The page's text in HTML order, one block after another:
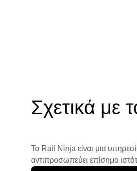
Σχετικά με
Το Rail Ninja είναι μια
αντιπροσωπεύει επίσημο